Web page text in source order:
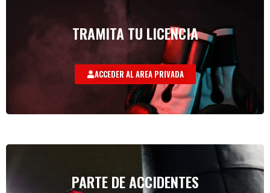
TRAMITA TU LICENCIA
ACCEDER AL AREA PRIVADA
PARTE DE ACCIDENTES